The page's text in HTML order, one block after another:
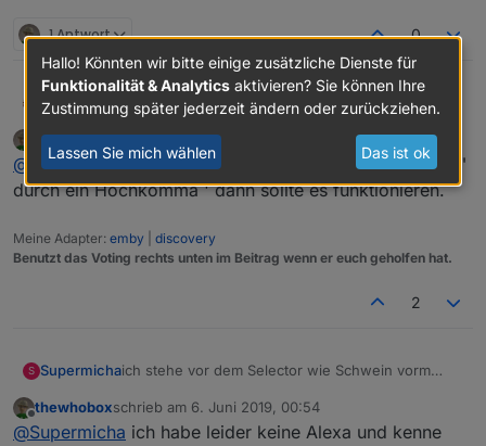
1 Antwort 0
dslraser@Supermicha
thewhobox
so wie hier
hat es bei mir schon mal funktioniert, aber
aktuell bekomme ich mit genau der gleichen
Einstellung eine Fehlermeldung.
Wenn ich mir dann den Baustein in JS ansehe, denke
in js sieht es so dann aus ???
Offline
thewhoboxschrieb am6. Juni 2019, 00:52
zuletzt editiert von
@ dslraserjap. Ersetze einfach die Anführungszeichen "
durch ein Hochkomma ' dann sollte es funktionieren.
Meine Adapter: emby
discovery
Benutzt das Voting rechts unten im Beitrag wenn er euch geholfen hat.
2
S Supermichaich stehe vor dem Selector wie Schwein vorm
habe leider Null Plan von javascript... kann bisher
nur Blockly...
Offline
thewhoboxschrieb am 6. Juni 2019, 00:54
zuletzt editiert von
@Supermicha ich habe leider keine Alexa und kenne
Hallo! Könnten wir bitte einige zusätzliche Dienste für
Funktionalität & Analytics aktivieren? Sie können Ihre
Zustimmung später jederzeit ändern oder zurückziehen.
Lassen Sie mich wählen Das ist ok